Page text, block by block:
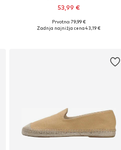
53,99 €
Na voljo v različnih velikostih
Prvotno: 79,99 €
Zadnja najnižja cena43,19 €